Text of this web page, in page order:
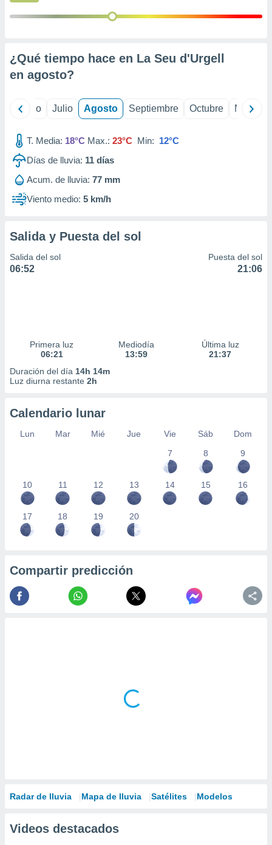
e
mediante
de
¿Qué tiempo hace en La Seu d'Urgell
en agosto?
Junio Julio Agosto Septiembre Octubre
T. Media: 18°C Max.: 23°C Min: 12°C
Días de lluvia: 11 días
Acum. de lluvia: 77 mm
Viento medio: 5 km/h
Salida y Puesta del sol
Salida del sol
06:52
Puesta del sol
21:06
Primera luz
06:21
Mediodía
13:59
Última luz
21:37
Duración del día 14h 14m
Luz diurna restante 2h
Calendario lunar
Lun Mar Mié Jue Vie Sáb
Dom
7
8 9
10 11 12 13 14 15 16
17 18 19 20
Compartir predicción
Radar de lluvia Mapa de lluvia Satélites Modelos
Videos destacados